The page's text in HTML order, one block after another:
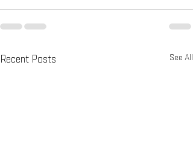
Recent Posts See All